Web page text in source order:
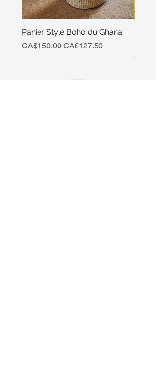
Panier Style Boho du Ghana
Regular Price
CA$150.00 Sale Price
CA$127.50
Price